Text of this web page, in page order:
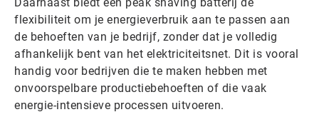
Daarnaast biedt een peak shaving batterij de
flexibiliteit om je energieverbruik aan te passen aan
de behoeften van je bedrijf, zonder dat je volledig
afhankelijk bent van het elektriciteitsnet. Dit is vooral
handig voor bedrijven die te maken hebben met
onvoorspelbare productiebehoeften of die vaak
energie-intensieve processen uitvoeren.